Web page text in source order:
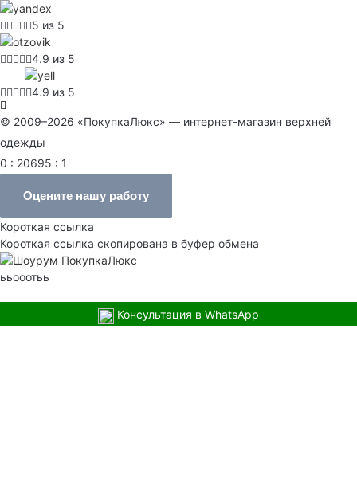
5 из 5
4.9 из 5
4.9 из 5
© 2009–2026 «ПокупкаЛюкс» — интернет-магазин верхней
одежды
0 : 20695 : 1
Оцените нашу работу
Короткая ссылка
Короткая ссылка скопирована в буфер обмена
ььооотьь
Консультация в WhatsApp